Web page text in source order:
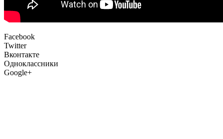
Facebook
Twitter
Вконтакте
Одноклассники
Google+